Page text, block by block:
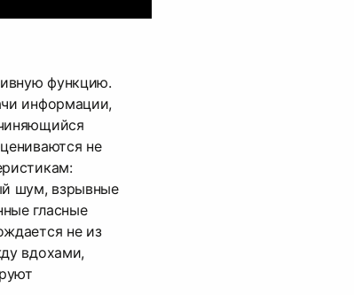
функцию.
информации,
не
шум, взрывные
гласные
не из
вдохами,